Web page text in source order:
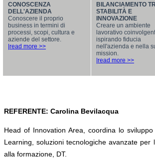
CONOSCENZA
DELL'AZIENDA
Conoscere il proprio
business in termini di
processi, scopi, cultura e
aziende del settore.
|read more >>
BILANCIAMENTO
STABILITÀ E
INNOVAZIONE
Creare un ambiente
lavorativo
ispirando fiducia
nell'azienda e nella
mission.
|read more >>
REFERENTE: Carolina Bevilacqua
Head of Innovation Area, coordina lo
Learning, soluzioni tecnologiche avanzate
alla formazione, DT.